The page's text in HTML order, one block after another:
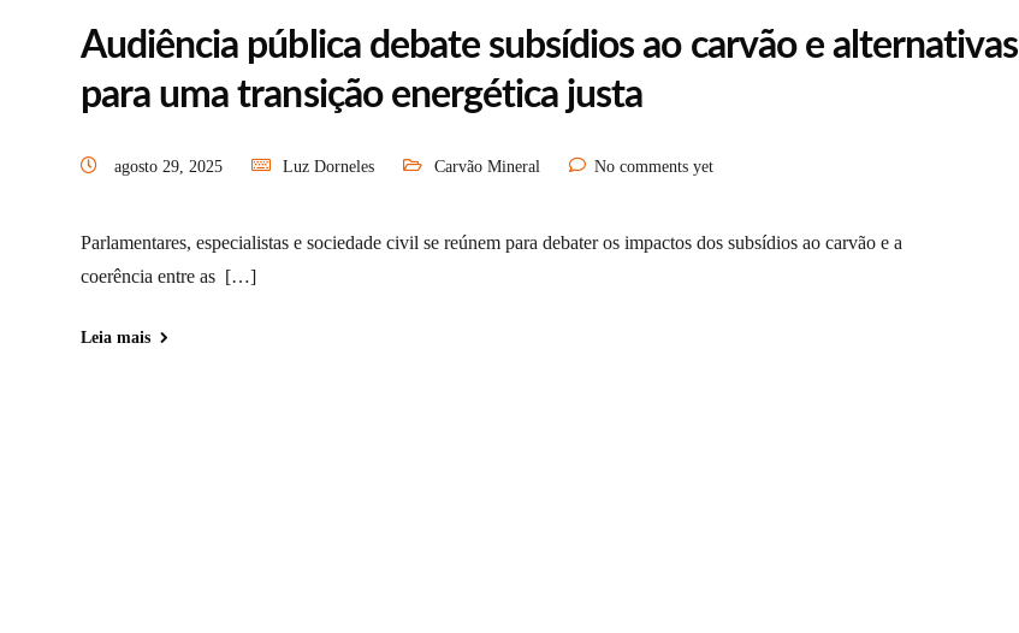
Audiência pública debate subsídios ao carvão e alternativas
para uma transição energética justa
agosto 29, 2025 Luz Dorneles Carvão Mineral No comments yet
Parlamentares, especialistas e sociedade civil se reúnem para debater os impactos dos subsídios ao carvão e a
coerência entre as […]
Leia mais